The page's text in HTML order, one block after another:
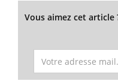
Vous aimez cet article